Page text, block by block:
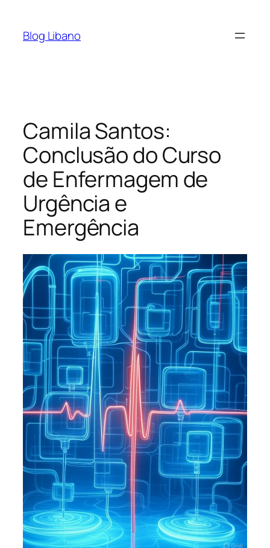
Blog Libano
Camila Santos:
Conclusão do Curso
de Enfermagem de
Urgência e
Emergência